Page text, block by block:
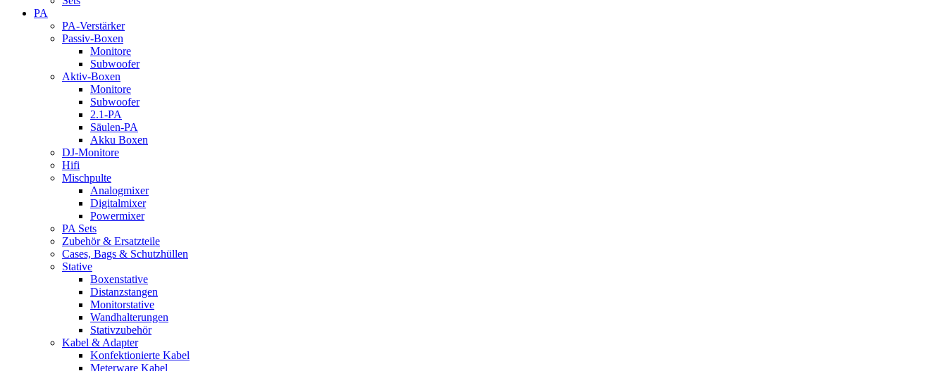
PA
PA-Verstärker
Passiv-Boxen
Monitore
Subwoofer
Aktiv-Boxen
Monitore
Subwoofer
2.1-PA
Säulen-PA
Akku Boxen
DJ-Monitore
Hifi
Mischpulte
Analogmixer
Digitalmixer
Powermixer
PA Sets
Zubehör & Ersatzteile
Cases, Bags & Schutzhüllen
Stative
Boxenstative
Distanzstangen
Monitorstative
Wandhalterungen
Stativzubehör
Kabel & Adapter
Konfektionierte Kabel
Meterware Kabel